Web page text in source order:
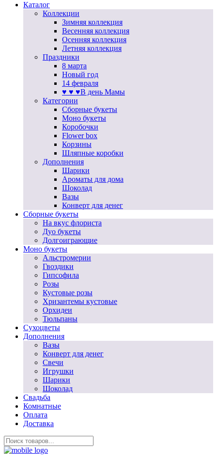
Каталог
Коллекции
Зимняя коллекция
Весенняя коллекция
Осенняя коллекция
Летняя коллекция
Праздники
8 марта
Новый год
14 февраля
♥ ♥ ♥В день Мамы
Категории
Сборные букеты
Моно букеты
Коробочки
Flower box
Корзины
Шляпные коробки
Дополнения
Шарики
Ароматы для дома
Шоколад
Вазы
Конверт для денег
Сборные букеты
На вкус флориста
Дуо букеты
Долгоиграющие
Моно букеты
Альстромерии
Гвоздики
Гипсофила
Розы
Кустовые розы
Хризантемы кустовые
Орхидеи
Тюльпаны
Сухоцветы
Дополнения
Вазы
Конверт для денег
Свечи
Игрушки
Шарики
Шоколад
Свадьба
Комнатные
Оплата
Доставка